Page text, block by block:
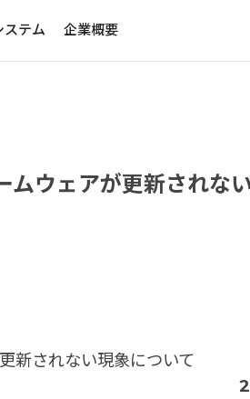
テム 企業概要
ムウェアが更新されな
新されない現象について